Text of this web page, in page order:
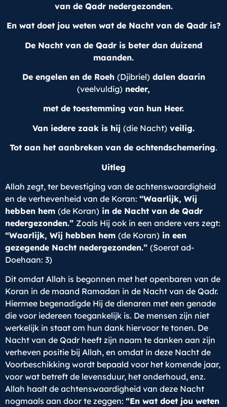
van de Qadr nedergezonden.
En wat doet jou weten wat de Nacht van de Qadr is?
De Nacht van de Qadr is beter dan duizend
maanden.
De engelen en de Roeh (Djibriel)dalen daarin
(veelvuldig) neder,
met de toestemming van hun Heer.
Van iedere zaak is hij (die Nacht) veilig.
Tot aan het aanbreken van de ochtendschemering.
Uitleg
Allah zegt, ter bevestiging van de achtenswaardigheid
en de verhevenheid van de Koran: “Waarlijk, Wij
hebben hem (de Koran) in de Nacht van de Qadr
nedergezonden.” Zoals Hij ook in een andere vers zegt:
“Waarlijk, Wij hebben hem (de Koran) in een
gezegende Nacht nedergezonden.” (Soerat ad-
Doehaan: 3)
Dit omdat Allah is begonnen met het openbaren van de
Koran in de maand Ramadan in de Nacht van de Qadr.
Hiermee begenadigde Hij de dienaren met een genade
die voor iedereen toegankelijk is. De mensen zijn niet
werkelijk in staat om hun dank hiervoor te tonen. De
Nacht van de Qadr heeft zijn naam te danken aan zijn
verheven positie bij Allah, en omdat in deze Nacht de
Voorbeschikking wordt bepaald voor het komende jaar,
voor wat betreft de levensduur, het onderhoud, enz.
Allah haalt de achtenswaardigheid van deze Nacht
nogmaals aan door te zeggen: “En wat doet jou weten